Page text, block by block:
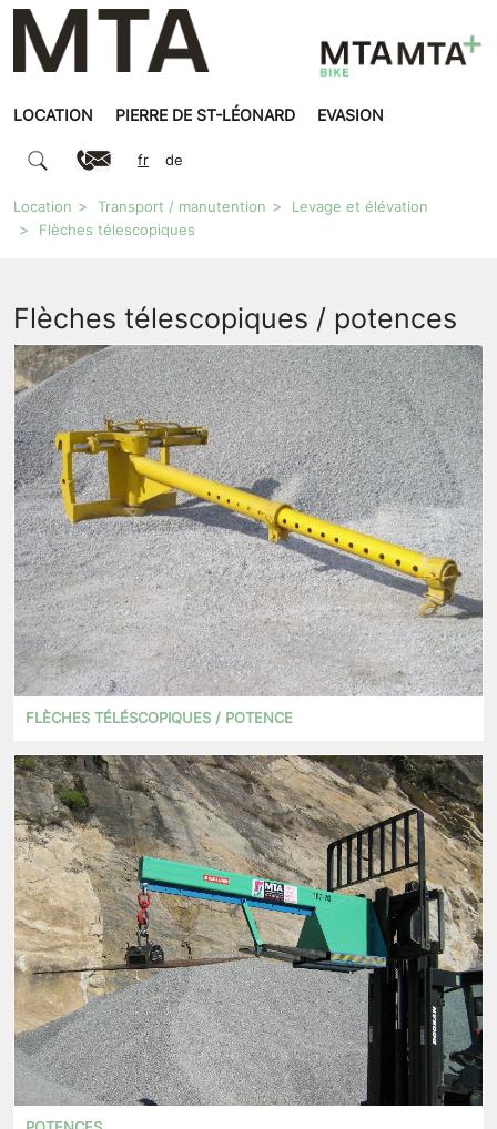
LOCATION PIERRE DE ST-LÉONARD EVASION
fr de
Location Transport / manutention
Levage et élévation
Flèches télescopiques
Flèches télescopiques / potences
FLÈCHES TÉLÉSCOPIQUES / POTENCE